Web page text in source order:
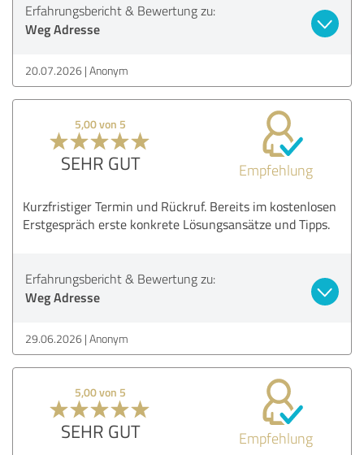
Erfahrungsbericht & Bewertung zu:
Weg Adresse
20.07.2026 Anonym
5,00 von 5
SEHR GUT Empfehlung
Kurzfristiger Termin und Rückruf. Bereits im kostenlosen
Erstgespräch erste konkrete Lösungsansätze und Tipps.
Erfahrungsbericht & Bewertung zu:
Weg Adresse
29.06.2026 Anonym
5,00 von 5
SEHR GUT Empfehlung